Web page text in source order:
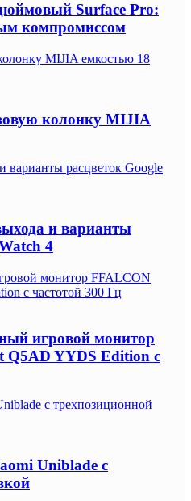
Surface Pro:
компромиссом
MIJIA емкостью 18
колонку MIJIA
варианты расцветок Google
и варианты
4
монитор FFALCON
с частотой 300 Гц
игровой монитор
YYDS Edition с
с трехпозиционной
Uniblade с